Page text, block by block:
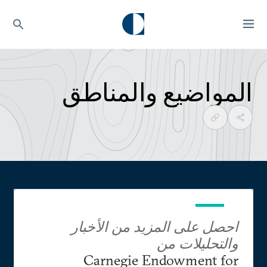
المواضيع والمناطق
احصل على المزيد من الأخبار
والتحليلات من
Carnegie Endowment for